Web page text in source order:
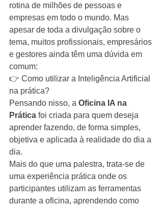
rotina de milhões de pessoas e
empresas em todo o mundo. Mas
apesar de toda a divulgação sobre o
tema, muitos profissionais, empresários
e gestores ainda têm uma dúvida em
comum:
👉 Como utilizar a Inteligência Artificial
na prática?
Pensando nisso, a Oficina IA na
Prática foi criada para quem deseja
aprender fazendo, de forma simples,
objetiva e aplicada à realidade do dia a
dia.
Mais do que uma palestra, trata-se de
uma experiência prática onde os
participantes utilizam as ferramentas
durante a oficina, aprendendo como